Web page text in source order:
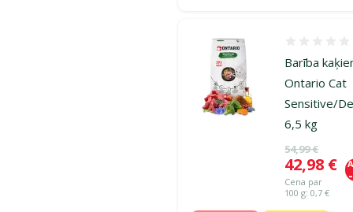
Barība
Ontario Cat
Sensitive/
6,5 kg
Oriģinālā
54,99 €
Cena
42,98 €
Cena par
100 g: 0,7 €